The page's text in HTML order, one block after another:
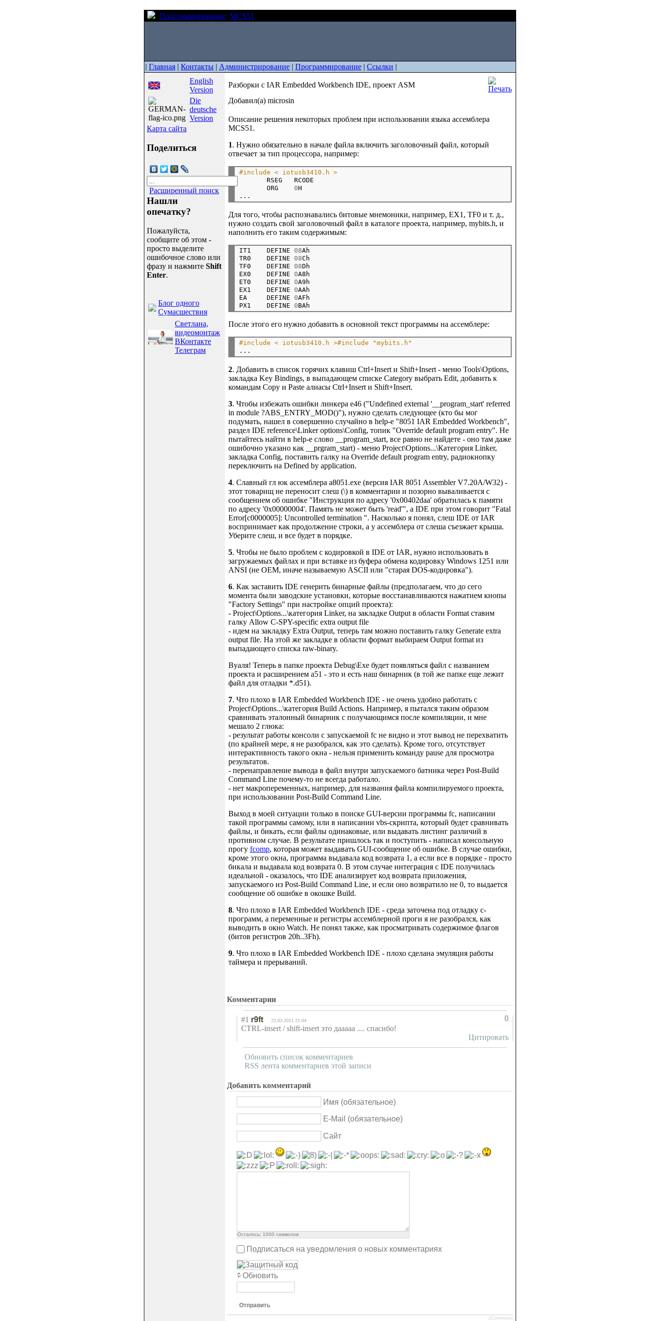
Программирование MCS51
| Главная | Контакты | Администрирование | Программирование | Ссылки |
English
Version
Die
deutsche
Version
Карта сайта
Поделиться
Расширенный поиск
Нашли
опечатку?
Пожалуйста,
сообщите об этом -
просто выделите
ошибочное слово или
фразу и нажмите Shift
Enter.
Блог одного
Сумасшествия
Светлана,
видеомонтаж
ВКонтакте
Телеграм
Разборки с IAR Embedded Workbench IDE, проект ASM
Добавил(а) microsin
Описание решения некоторых проблем при использовании языка ассемблера
MCS51.
1. Нужно обязательно в начале файла включить заголовочный файл, который
отвечает за тип процессора, например:
#include < iotusb3410.h >
RSEG   RCODE
       ORG
0H
Для того, чтобы распознавались битовые мнемоники, например, EX1, TF0 и т. д.,
нужно создать свой заголовочный файл в каталоге проекта, например, mybits.h, и
наполнить его таким содержимым:
IT1    DEFINE 08Ah
TR0    DEFINE 08Ch
TF0    DEFINE 08Dh
EX0    DEFINE 0A8h
ET0    DEFINE 0A9h
EX1    DEFINE 0AAh
EA     DEFINE 0AFh
PX1    DEFINE 0
После этого его нужно добавить в основной текст программы на ассемблере:
#include < iotusb3410.h >#include "mybits.h"
2. Добавить в список горячих клавиш Ctrl+Insert и Shift+Insert - меню Tools\Options,
закладка Key Bindings, в выпадающем списке Category выбрать Edit, добавить к
командам Copy и Paste алиасы Ctrl+Insert и Shift+Insert.
3. Чтобы избежать ошибки линкера e46 ("Undefined external '__program_start' referred
in module ?ABS_ENTRY_MOD()"), нужно сделать следующее (кто бы мог
подумать, нашел в совершенно случайно в help-е "8051 IAR Embedded Workbench",
раздел IDE reference\Linker options\Config, топик "Override default program entry". Не
пытайтесь найти в help-e слово __program_start, все равно не найдете - оно там даже
ошибочно указано как __prgram_start) - меню Project\Options...\Категория Linker,
закладка Config, поставить галку на Override default program entry, радиокнопку
переключить на Defined by application.
4. Славный гл юк ассемблера a8051.exe (версия IAR 8051 Assembler V7.20A/W32) -
этот товарищ не переносит слеш (\) в комментарии и позорно вываливается с
сообщением об ошибке "Инструкция по адресу '0x00402daa' обратилась к памяти
по адресу '0x00000004'. Память не может быть 'read'", а IDE при этом говорит "Fatal
Error[c0000005]: Uncontrolled termination ". Насколько я понял, слеш IDE от IAR
воспринимает как продолжение строки, а у ассемблера от слеша съезжает крыша.
Уберите слеш, и все будет в порядке.
5. Чтобы не было проблем с кодировкой в IDE от IAR, нужно использовать в
загружаемых файлах и при вставке из буфера обмена кодировку Windows 1251 или
ANSI (не OEM, иначе называемую ASCII или "старая DOS-кодировка").
6. Как заставить IDE генерить бинарные файлы (предполагаем, что до сего
момента были заводские установки, которые восстанавливаются нажатием кнопы
"Factory Settings" при настройке опций проекта):
- Project\Options...\категория Linker, на закладке Output в области Format ставим
галку Allow C-SPY-specific extra output file
- идем на закладку Extra Output, теперь там можно поставить галку Generate extra
output file. На этой же закладке в области формат выбираем Output format из
выпадающего списка raw-binary.
Вуаля! Теперь в папке проекта Debug\Exe будет появляться файл с названием
проекта и расширением a51 - это и есть наш бинарник (в той же папке еще лежит
файл для отладки *.d51).
7. Что плохо в IAR Embedded Workbench IDE - не очень удобно работать с
Project\Options...\категория Build Actions. Например, я пытался таким образом
сравнивать эталонный бинарник с получающимся после компиляции, и мне
мешало 2 глюка:
- результат работы консоли с запускаемой fc не видно и этот вывод не перехватить
(по крайней мере, я не разобрался, как это сделать). Кроме того, отсутствует
интерактивность такого окна - нельзя применить команду pause для просмотра
результатов.
- перенаправление вывода в файл внутри запускаемого батника через Post-Build
Command Line почему-то не всегда работало.
- нет макропеременных, например, для названия файла компилируемого проекта,
при использовании Post-Build Command Line.
Выход в моей ситуации только в поиске GUI-версии программы fc, написании
такой программы самому, или в написании vbs-скрипта, который будет сравнивать
файлы, и бикать, если файлы одинаковые, или выдавать листинг различий в
противном случае. В результате пришлось так и поступить - написал консольную
прогу fcomp, которая может выдавать GUI-сообщение об ошибке. В случае ошибки,
кроме этого окна, программа выдавала код возврата 1, а если все в порядке - просто
бикала и выдавала код возврата 0. В этом случае интеграция с IDE получилась
идеальной - оказалось, что IDE анализирует код возврата приложения,
запускаемого из Post-Build Command Line, и если оно возвратило не 0, то выдается
сообщение об ошибке в окошке Build.
8. Что плохо в IAR Embedded Workbench IDE - среда заточена под отладку c-
программ, а переменные и регистры ассемблерной проги я не разобрался, как
выводить в окно Watch. Не понял также, как просматривать содержимое флагов
(битов регистров 20h..3Fh).
9. Что плохо в IAR Embedded Workbench IDE - плохо сделана эмуляция работы
таймера и прерываний.
Комментарии
0
#1 r9ft 23.03.2011 21:04
CTRL-insert / shift-insert это дааааа .... спасибо!
Цитировать
Обновить список комментариев
RSS лента комментариев этой записи
Добавить комментарий
Имя (обязательное)
E-Mail (обязательное)
Сайт
Осталось: 1000 символов
Подписаться на уведомления о новых комментариях
Обновить
Отправить
JComments